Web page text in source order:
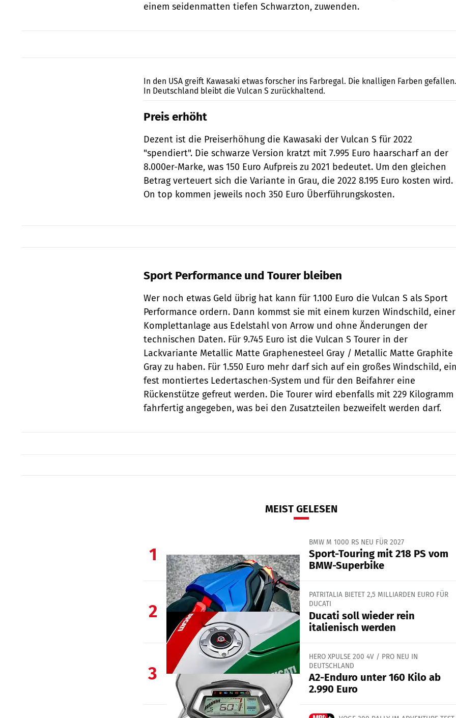
einem seidenmatten tiefen Schwarzton, zuwenden.
In den USA greift Kawasaki etwas forscher ins Farbregal. Die knalligen Farben gefallen.
In Deutschland bleibt die Vulcan S zurückhaltend.
Preis erhöht
Dezent ist die Preiserhöhung die Kawasaki der Vulcan S für 2022
"spendiert". Die schwarze Version kratzt mit 7.995 Euro haarscharf an der
8.000er-Marke, was 150 Euro Aufpreis zu 2021 bedeutet. Um den gleichen
Betrag verteuert sich die Variante in Grau, die 2022 8.195 Euro kosten wird.
On top kommen jeweils noch 350 Euro Überführungskosten.
Sport Performance und Tourer bleiben
Wer noch etwas Geld übrig hat kann für 1.100 Euro die Vulcan S als Sport
Performance ordern. Dann kommst sie mit einem kurzen Windschild, einer
Komplettanlage aus Edelstahl von Arrow und ohne Änderungen der
technischen Daten. Für 9.745 Euro ist die Vulcan S Tourer in der
Lackvariante Metallic Matte Graphenesteel Gray / Metallic Matte Graphite
Gray zu haben. Für 1.550 Euro mehr darf sich auf ein großes Windschild, ein
fest montiertes Ledertaschen-System und für den Beifahrer eine
Rückenstütze gefreut werden. Die Tourer wird ebenfalls mit 229 Kilogramm
fahrfertig angegeben, was bei den Zusatzteilen bezweifelt werden darf.
MEIST GELESEN
1
BMW M 1000 RS NEU FÜR 2027
Sport-Touring mit 218 PS vom
BMW-Superbike
2
PATRITALIA BIETET 2,5 MILLIARDEN EURO FÜR
DUCATI
Ducati soll wieder rein
italienisch werden
3
HERO XPULSE 200 4V / PRO NEU IN
DEUTSCHLAND
A2-Enduro unter 160 Kilo ab
2.990 Euro